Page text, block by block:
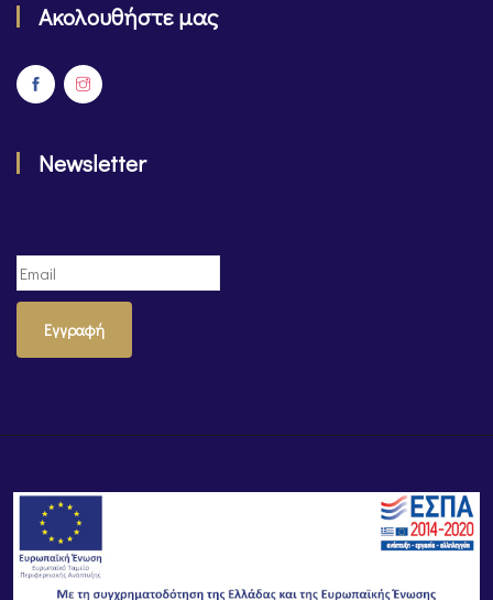
Ακολουθήστε μας
Newsletter
Εγγραφή